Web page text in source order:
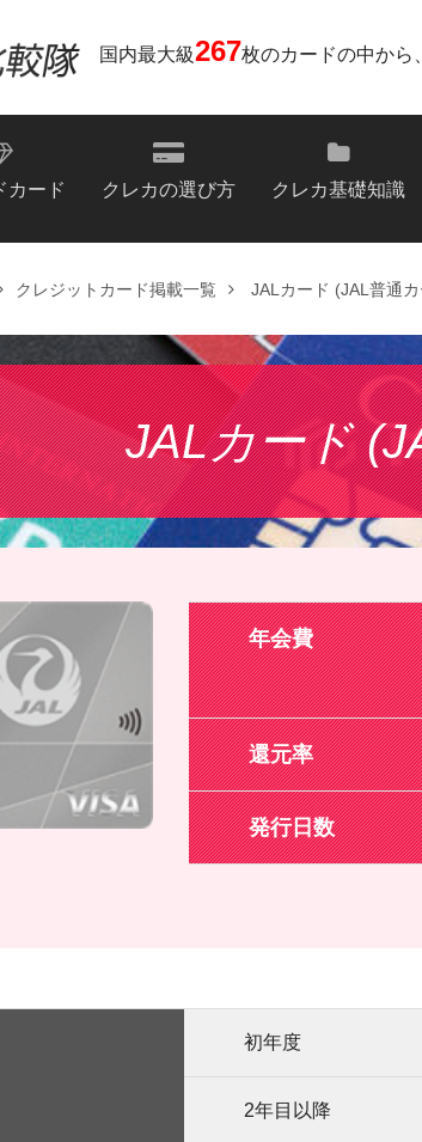
国内最大級267枚のカードの中から
カード クレカの選び方 クレカ基礎知識
クレジットカード掲載一覧 JALカード (JAL普通
JALカード
年会費
還元率
発行日数
初年度
2年目以降